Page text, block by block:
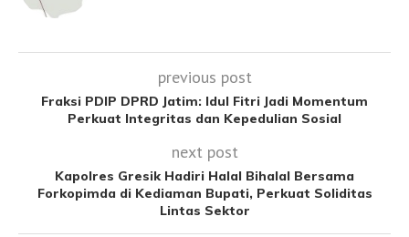
previous post
Fraksi PDIP DPRD Jatim: Idul Fitri Jadi Momentum
Perkuat Integritas dan Kepedulian Sosial
next post
Kapolres Gresik Hadiri Halal Bihalal Bersama
Forkopimda di Kediaman Bupati, Perkuat Soliditas
Lintas Sektor